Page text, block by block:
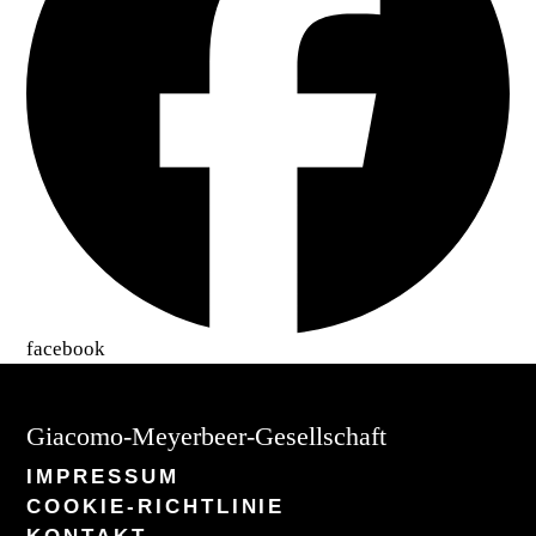
facebook
Giacomo-Meyerbeer-Gesellschaft
IMPRESSUM
COOKIE-RICHTLINIE